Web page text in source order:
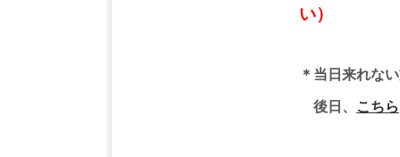
い）
＊当日来れな
後日、 こちら